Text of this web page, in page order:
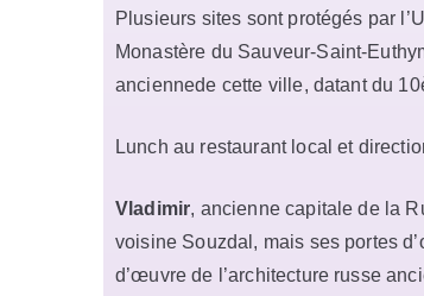
Plusieurs sites sont protégés par
Monastère du Sauveur-Saint-
anciennede cette ville, datant du
Lunch au restaurant local et
Vladimir, ancienne capitale de la
voisine Souzdal, mais ses portes
d’œuvre de l’architecture russe